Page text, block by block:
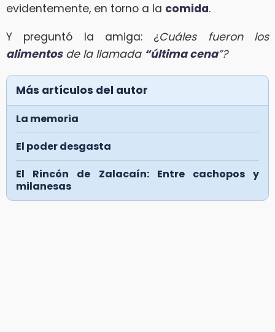
evidentemente, en torno a la comida.
Y preguntó la amiga: ¿Cuáles fueron los
alimentosde la llamada “última cena”?
Más artículos del autor
La memoria
El poder desgasta
El Rincón de Zalacaín: Entre cachopos y
milanesas